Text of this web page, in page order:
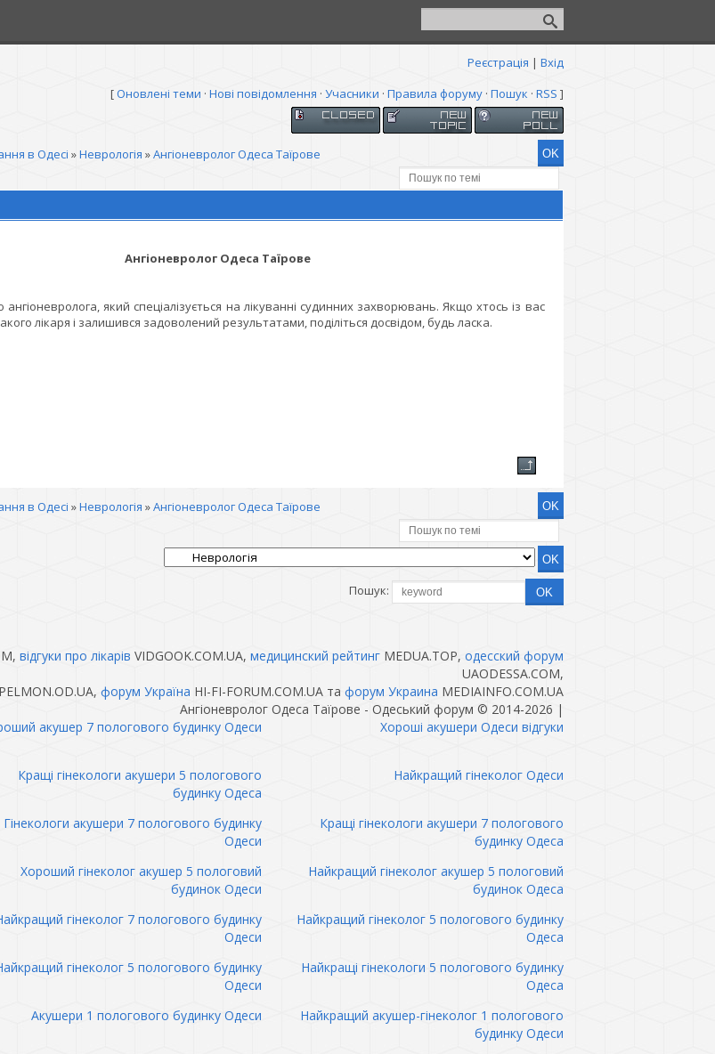
Реєстрація | Вхід
[Оновлені теми · Нові повідомлення · Учасники · Правила форуму· Пошук · RSS ]
в Одесі »Неврологія »Ангіоневролог Одеса Таїрове
Ангіоневролог Одеса Таїрове
який спеціалізується на лікуванні судинних захворювань. Якщо хтось із вас
лікаря і залишився задоволений результатами, поділіться досвідом, будь ласка.
в Одесі »Неврологія »Ангіоневролог Одеса Таїрове
Пошук:
відгуки про лікарів VIDGOOK.COM.UA, медицинский рейтингMEDUA.TOP, одесский форум
UAODESSA.COM,
форум Україна HI-FI-FORUM.COM.UA та форум Украина MEDIAINFO.COM.UA
Ангіоневролог Одеса Таїрове - Одеський форум © 2014-2026 |
акушер 7 пологового будинку Одеси Хороші акушери Одеси відгуки
Кращі гінекологи акушери 5 пологового
будинку Одеса
Найкращий гінеколог Одеси
Гінекологи акушери 7 пологового будинку
Одеси
Кращі гінекологи акушери 7 пологового
будинку Одеса
Хороший гінеколог акушер 5 пологовий
будинок Одеси
Найкращий гінеколог акушер 5 пологовий
будинок Одеса
гінеколог 7 пологового будинку
Одеси
Найкращий гінеколог 5 пологового будинку
Одеса
гінеколог 5 пологового будинку
Одеси
Найкращі гінекологи 5 пологового будинку
Одеса
Акушери 1 пологового будинку Одеси
Найкращий акушер-гінеколог 1 пологового
будинку Одеси